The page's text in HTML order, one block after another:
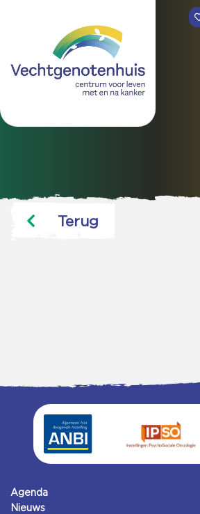
Terug
Agenda
Nieuws